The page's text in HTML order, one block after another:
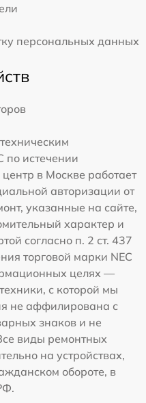
персональных данных
по истечении
в Москве работает
авторизации от
указанные на сайте,
характер и
согласно п. 2 ст. 437
торговой марки NEC
целях —
с которой мы
не аффилирована с
знаков и не
виды ремонтных
на устройствах,
обороте, в